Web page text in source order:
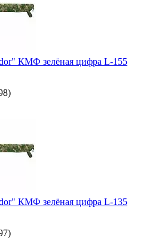
КМФ зелёная цифра L-155
КМФ зелёная цифра L-135